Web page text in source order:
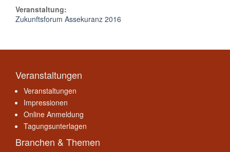
Veranstaltung:
Zukunftsforum Assekuranz 2016
Veranstaltungen
Veranstaltungen
Impressionen
Online Anmeldung
Tagungsunterlagen
Branchen & Themen